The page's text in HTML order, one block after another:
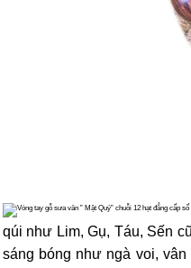
qúi như Lim, Gụ, Táu, Sến
sáng bóng như ngà voi,